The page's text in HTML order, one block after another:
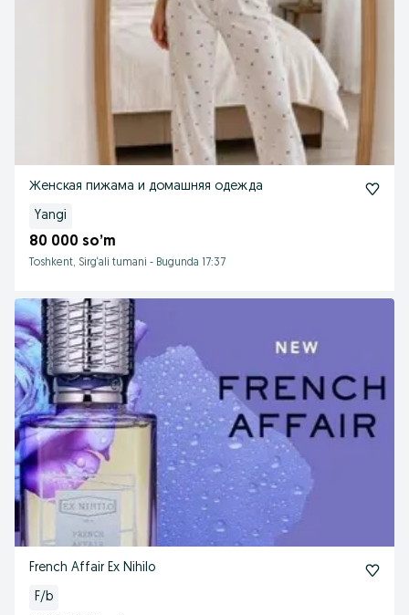
Женская пижама и домашняя одежда
Yangi
80 000 so’m
Toshkent, Sirg‘ali tumani - Bugunda 17:37
French Affair Ex Nihilo
F/b